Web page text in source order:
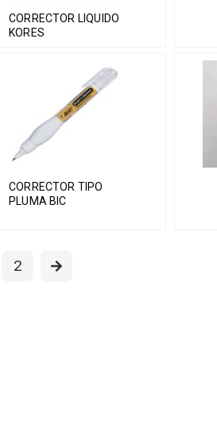
CORRECTOR LIQUIDO
KORES
CORRECTOR TIPO
PLUMA BIC
2